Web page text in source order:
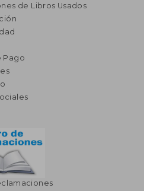
de Libros Usados
Pago